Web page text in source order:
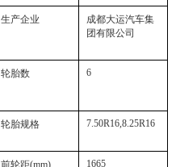
生产企业
成都大运汽车集
团有限公司
轮胎数 6
轮胎规格 7.50R16,8.25R16
前轮距(mm) 1665